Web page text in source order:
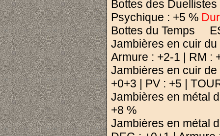
Bottes des
Psychique : +5 %
Bottes du Temps
Jambières en cuir
Armure : +2-1 | RM :
Jambières en cuir
+0+3 | PV : +5 |
Jambières en métal
+8 %
Jambières en métal